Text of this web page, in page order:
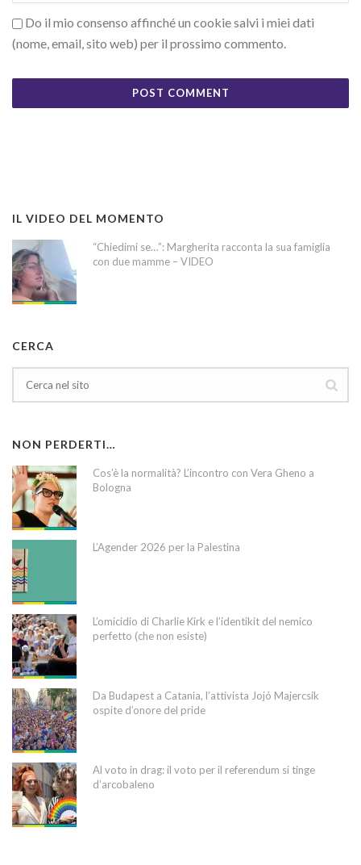
Do il mio consenso affinché un cookie salvi i miei dati
(nome, email, sito web) per il prossimo commento.
IL VIDEO DEL MOMENTO
“Chiedimi se…”: Margherita racconta la sua famiglia
con due mamme – VIDEO
CERCA
NON PERDERTI…
Cos’è la normalità? L’incontro con Vera Gheno a
Bologna
L’Agender 2026 per la Palestina
L’omicidio di Charlie Kirk e l’identikit del nemico
perfetto (che non esiste)
Da Budapest a Catania, l’attivista Jojó Majercsik
ospite d’onore del pride
Al voto in drag: il voto per il referendum si tinge
d’arcobaleno